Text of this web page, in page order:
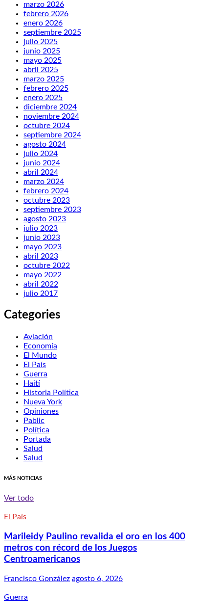
marzo 2026
febrero 2026
enero 2026
septiembre 2025
julio 2025
junio 2025
mayo 2025
abril 2025
marzo 2025
febrero 2025
enero 2025
diciembre 2024
noviembre 2024
octubre 2024
septiembre 2024
agosto 2024
julio 2024
junio 2024
abril 2024
marzo 2024
febrero 2024
octubre 2023
septiembre 2023
agosto 2023
julio 2023
junio 2023
mayo 2023
abril 2023
octubre 2022
mayo 2022
abril 2022
julio 2017
Categories
Aviación
Economía
El Mundo
El País
Guerra
Haití
Historia Política
Nueva York
Opiniones
Pablic
Política
Portada
Salud
Salud
MÁS NOTICIAS
Ver todo
El País
Marileidy Paulino revalida el oro en los 400
metros con récord de los Juegos
Centroamericanos
Francisco González agosto 6, 2026
Guerra